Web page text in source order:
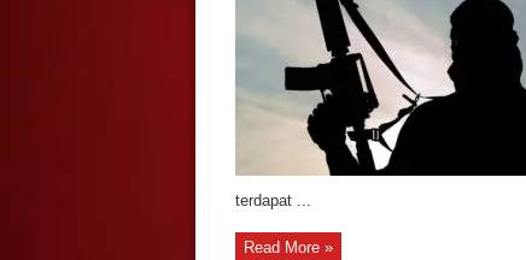
terdapat ...
Read More »